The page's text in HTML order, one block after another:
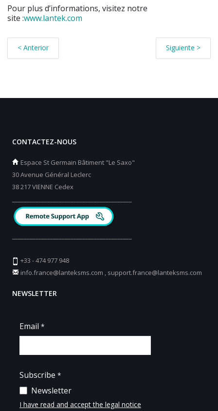
Pour plus d’informations, visitez notre
site :www.lantek.com
< Anterior Siguiente >
CONTACTEZ-NOUS
Espace St Germain Bâtiment "Le Saxo"
30 Avenue Général Leclerc
38 217 VIENNE Cedex
+33 - 474 977 948
info.france@lanteksms.com , support.france@lanteksms.com
NEWSLETTER